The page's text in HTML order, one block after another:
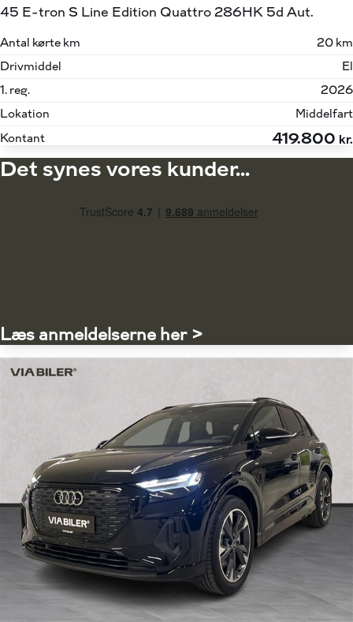
45 E-tron S Line Edition Quattro 286HK 5d Aut.
Antal kørte km
20 km
Drivmiddel
El
1. reg.
2026
Lokation
Middelfart
Kontant
419.800 kr.
Det synes vores kunder...
Læs anmeldelserne her >